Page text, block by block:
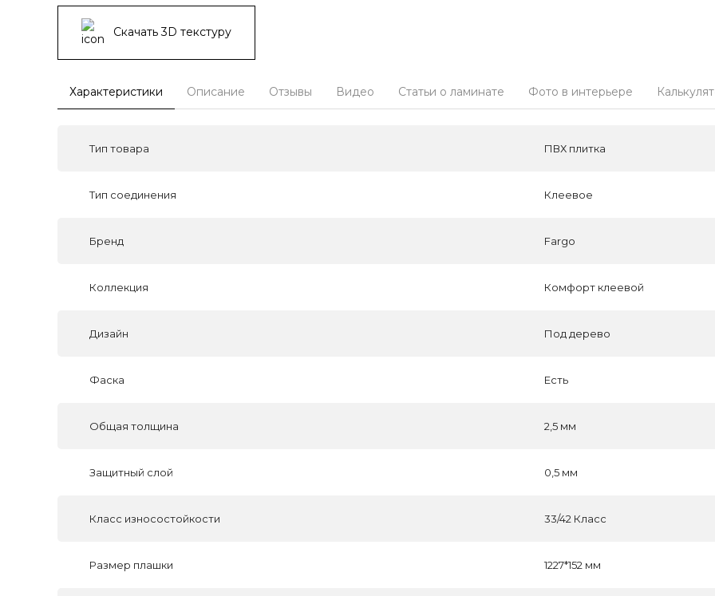
Скачать 3D текстуру
Характеристики Описание Отзывы Видео Статьи о ламинате Фото в интерьере
Тип товара ПВХ плитка
Тип соединения Клеевое
Бренд Fargo
Коллекция Комфорт клеевой
Дизайн Под дерево
Фаска Есть
Общая толщина 2,5 мм
Защитный слой 0,5 мм
Класс износостойкости 33/42 Класс
Размер плашки 1227*152 мм